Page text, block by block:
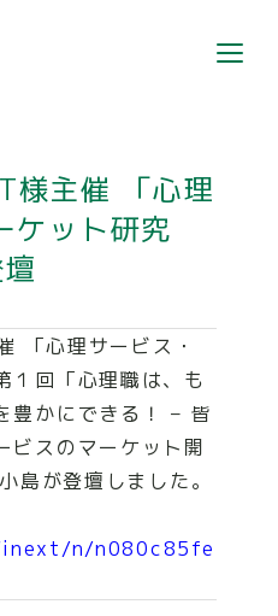
の方
様主催 「心理
ケット研究
「心理サービス・
１回「心理職は、も
豊かにできる！ – 皆
ビスのマーケット開
島が登壇しました。
n/n080c85fe